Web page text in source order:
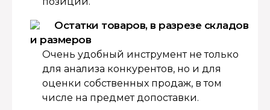
Остатки товаров, в разрезе складов
и размеров
Очень удобный инструмент не только
для анализа конкурентов, но и для
оценки собственных продаж, в том
числе на предмет допоставки.